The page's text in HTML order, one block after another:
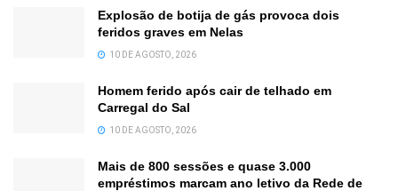
Explosão de botija de gás provoca dois
feridos graves em Nelas
10 DE AGOSTO, 2026
Homem ferido após cair de telhado em
Carregal do Sal
10 DE AGOSTO, 2026
Mais de 800 sessões e quase 3.000
empréstimos marcam ano letivo da Rede de